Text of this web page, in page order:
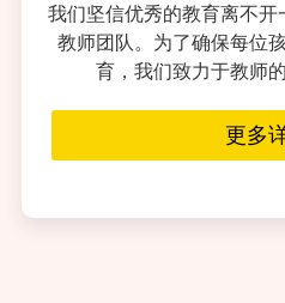
我们坚信优秀的教育离不
教师团队。为了确保每位
育，我们致力于教师
更多